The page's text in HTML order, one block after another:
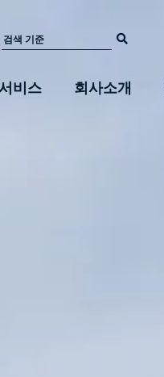
비스 회사소개